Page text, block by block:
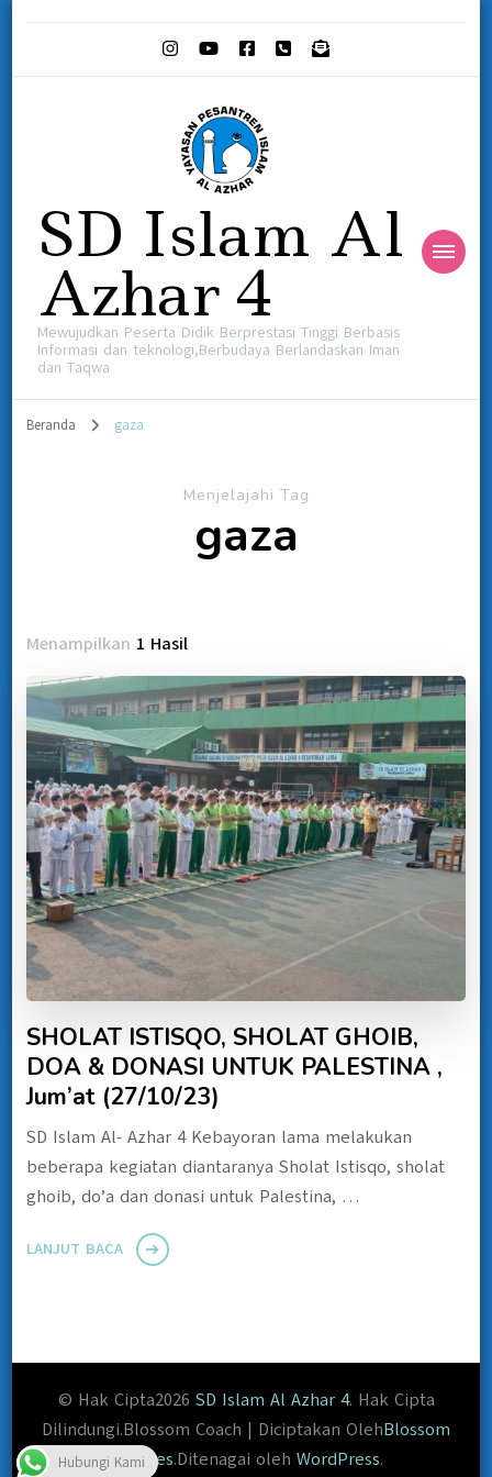
SD Islam Al
Azhar 4
Mewujudkan Peserta Didik Berprestasi Tinggi Berbasis
Informasi dan teknologi,Berbudaya Berlandaskan Iman
dan Taqwa
Beranda gaza
Menjelajahi Tag
gaza
Menampilkan 1 Hasil
SHOLAT ISTISQO, SHOLAT GHOIB,
DOA & DONASI UNTUK PALESTINA ,
Jum’at (27/10/23)
SD Islam Al- Azhar 4 Kebayoran lama melakukan
beberapa kegiatan diantaranya Sholat Istisqo, sholat
ghoib, do’a dan donasi untuk Palestina, …
LANJUT BACA
© Hak Cipta2026 SD Islam Al Azhar 4. Hak Cipta
Dilindungi.Blossom Coach | Diciptakan OlehBlossom
Themes.Ditenagai oleh WordPress.
Hubungi Kami